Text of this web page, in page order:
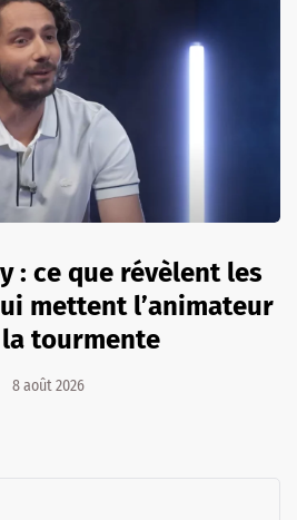
: ce que révèlent les
mettent l’animateur
tourmente
8 août 2026